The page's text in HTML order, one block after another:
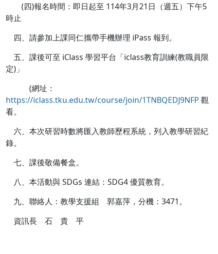
(四)報名時間：即日起至 114年3月21日（週五）下午5
時止
四、請參加上課同仁攜帶手機辦理 iPass 報到。
五、課後可至 iClass 學習平台「iclass教育訓練(教職員限
定)」
(網址：
https://iclass.tku.edu.tw/course/join/1TNBQEDJ9NFP 觀
看。
六、本次研習時數將匯入教師歷程系統，列入教學研習紀
錄。
七、課後敬備餐盒。
八、本活動與 SDGs 連結：SDG4 優質教育。
九、聯絡人：教學支援組 郭嘉萍，分機：3471。
資訊長 石 貴 平